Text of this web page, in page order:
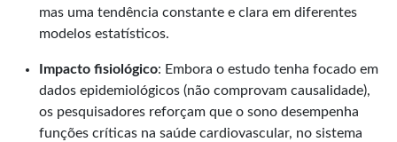
mas uma tendência constante e clara em diferentes
modelos estatísticos.
Impacto fisiológico: Embora o estudo tenha focado em
dados epidemiológicos (não comprovam causalidade),
os pesquisadores reforçam que o sono desempenha
funções críticas na saúde cardiovascular, no sistema